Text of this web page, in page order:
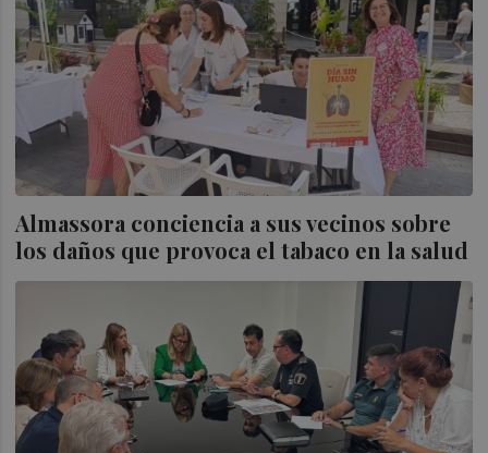
Almassora conciencia a sus vecinos sobre
los daños que provoca el tabaco en la salud